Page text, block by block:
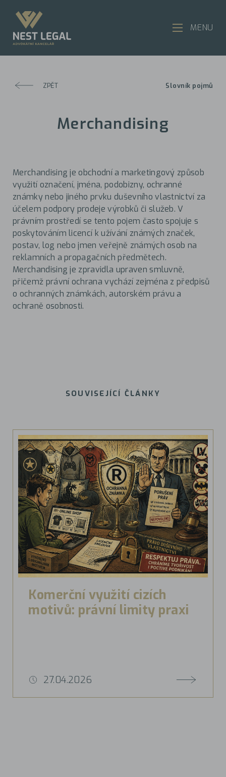
ZPĚT Slovník pojmů
Merchandising
Merchandising je obchodní a marketingový způsob
využití označení, jména, podobizny, ochranné
známky nebo jiného prvku duševního vlastnictví za
účelem podpory prodeje výrobků či služeb. V
právním prostředí se tento pojem často spojuje s
poskytováním licencí k užívání známých značek,
postav, log nebo jmen veřejně známých osob na
reklamních a propagačních předmětech.
Merchandising je zpravidla upraven smluvně,
přičemž právní ochrana vychází zejména z předpisů
o ochranných známkách, autorském právu a
ochraně osobnosti.
SOUVISEJÍCÍ ČLÁNKY
Komerční využití cizích
motivů: právní limity praxi
27.04.2026
MENU